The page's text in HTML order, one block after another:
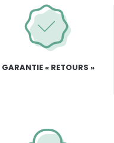
GARANTIE « RETOURS »